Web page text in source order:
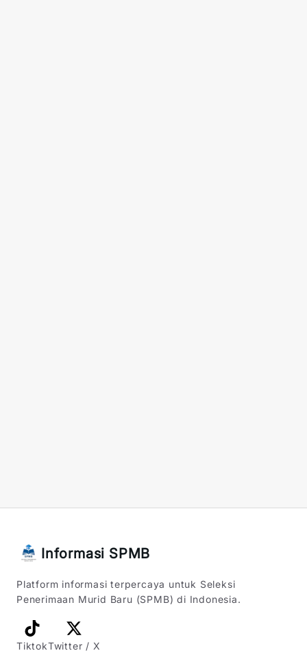
Informasi SPMB
Platform informasi terpercaya untuk Seleksi
Penerimaan Murid Baru (SPMB) di Indonesia.
TiktokTwitter / X